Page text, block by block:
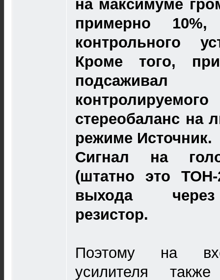
на максимуме
примерно
контрольного
Кроме того,
стереобаланс на
режиме Источник.
Сигнал на
(штатно это
выхода
резистор.
Поэтому на
усилителя